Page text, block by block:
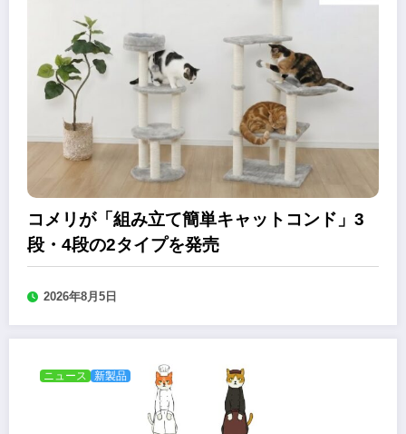
コメリが「組み立て簡単キャットコンド」3
段・4段の2タイプを発売
2026年8月5日
ニュース 新製品